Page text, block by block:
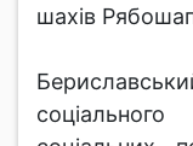
шахів